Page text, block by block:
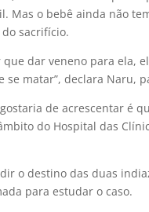
Mas o bebê ainda não
sacrifício.
que dar veneno para ela,
matar”, declara Naru,
de acrescentar é
do Hospital das
o destino das duas
para estudar o caso.